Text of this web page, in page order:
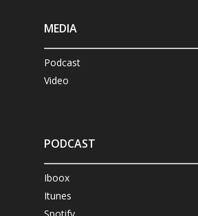
MEDIA
Podcast
Video
PODCAST
Iboox
Itunes
Spotify